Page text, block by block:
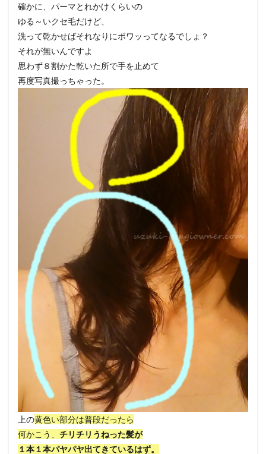
確かに、パーマとれかけくらいの
ゆる～いクセ毛だけど、
洗って乾かせばそれなりにボワッってなるでしょ？
それが無いんですよ
思わず８割かた乾いた所で手を止めて
再度写真撮っちゃった。
上の黄色い部分は普段だったら
何かこう、 チリチリうねった髪が
１本１本パヤパヤ出てきているはず。